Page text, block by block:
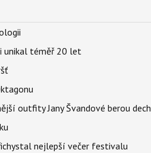
unikal téměř 20 let
outfity Jany Švandové berou dech
nejlepší večer festivalu